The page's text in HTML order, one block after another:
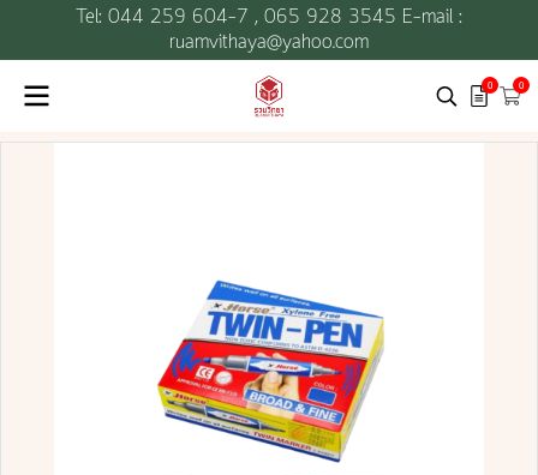
Tel: 044 259 604-7 , 065 928 3545 E-mail :
ruamvithaya@yahoo.com
0 0